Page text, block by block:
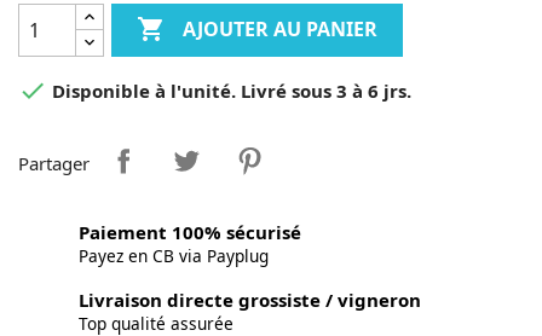
 AJOUTER AU PANIER
 Disponible à l'unité. Livré sous 3 à 6 jrs.
Partager
Paiement 100% sécurisé
Payez en CB via Payplug
Livraison directe grossiste / vigneron
Top qualité assurée